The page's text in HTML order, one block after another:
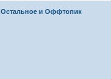
Остальное и Оффтопик